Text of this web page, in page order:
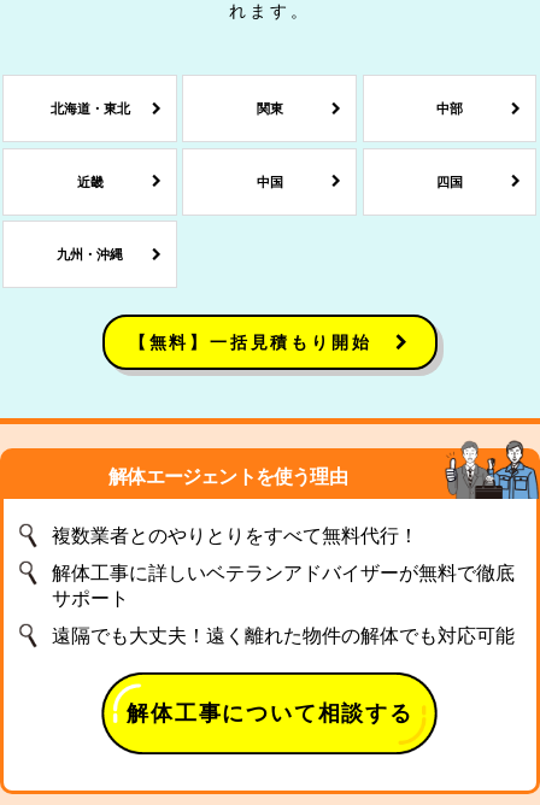
れます。
北海道・東北 関東 中部
近畿 中国 四国
九州・沖縄
【無料】一括見積もり開始
解体エージェントを使う理由
複数業者とのやりとりをすべて無料代行！
解体工事に詳しいベテランアドバイザーが無料で徹底
サポート
遠隔でも大丈夫！遠く離れた物件の解体でも対応可能
解体工事について相談する